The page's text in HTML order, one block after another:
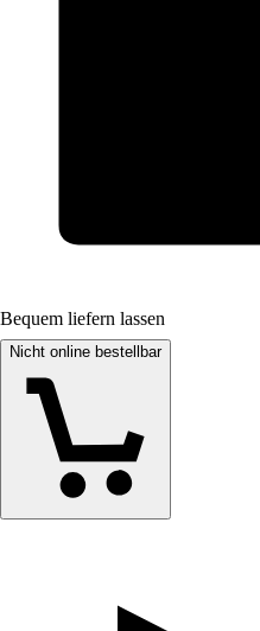
Bequem liefern lassen
Nicht online bestellbar